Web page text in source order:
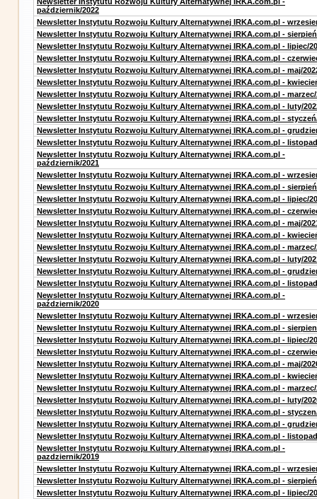
październik/2022
Newsletter Instytutu Rozwoju Kultury Alternatywnej IRKA.com.pl -
Newsletter Instytutu Rozwoju Kultury Alternatywnej IRKA.com.pl -
Newsletter Instytutu Rozwoju Kultury Alternatywnej IRKA.com.pl - lipiec/
Newsletter Instytutu Rozwoju Kultury Alternatywnej IRKA.com.pl -
Newsletter Instytutu Rozwoju Kultury Alternatywnej IRKA.com.pl - maj/
Newsletter Instytutu Rozwoju Kultury Alternatywnej IRKA.com.pl -
Newsletter Instytutu Rozwoju Kultury Alternatywnej IRKA.com.pl - marzec/
Newsletter Instytutu Rozwoju Kultury Alternatywnej IRKA.com.pl - luty/
Newsletter Instytutu Rozwoju Kultury Alternatywnej IRKA.com.pl -
Newsletter Instytutu Rozwoju Kultury Alternatywnej IRKA.com.pl -
Newsletter Instytutu Rozwoju Kultury Alternatywnej IRKA.com.pl -
Newsletter Instytutu Rozwoju Kultury Alternatywnej IRKA.com.pl -
październik/2021
Newsletter Instytutu Rozwoju Kultury Alternatywnej IRKA.com.pl -
Newsletter Instytutu Rozwoju Kultury Alternatywnej IRKA.com.pl -
Newsletter Instytutu Rozwoju Kultury Alternatywnej IRKA.com.pl - lipiec/
Newsletter Instytutu Rozwoju Kultury Alternatywnej IRKA.com.pl -
Newsletter Instytutu Rozwoju Kultury Alternatywnej IRKA.com.pl - maj/
Newsletter Instytutu Rozwoju Kultury Alternatywnej IRKA.com.pl -
Newsletter Instytutu Rozwoju Kultury Alternatywnej IRKA.com.pl - marzec/
Newsletter Instytutu Rozwoju Kultury Alternatywnej IRKA.com.pl - luty/
Newsletter Instytutu Rozwoju Kultury Alternatywnej IRKA.com.pl -
Newsletter Instytutu Rozwoju Kultury Alternatywnej IRKA.com.pl -
Newsletter Instytutu Rozwoju Kultury Alternatywnej IRKA.com.pl -
październik/2020
Newsletter Instytutu Rozwoju Kultury Alternatywnej IRKA.com.pl -
Newsletter Instytutu Rozwoju Kultury Alternatywnej IRKA.com.pl -
Newsletter Instytutu Rozwoju Kultury Alternatywnej IRKA.com.pl - lipiec/
Newsletter Instytutu Rozwoju Kultury Alternatywnej IRKA.com.pl -
Newsletter Instytutu Rozwoju Kultury Alternatywnej IRKA.com.pl - maj/
Newsletter Instytutu Rozwoju Kultury Alternatywnej IRKA.com.pl -
Newsletter Instytutu Rozwoju Kultury Alternatywnej IRKA.com.pl - marzec/
Newsletter Instytutu Rozwoju Kultury Alternatywnej IRKA.com.pl - luty/
Newsletter Instytutu Rozwoju Kultury Alternatywnej IRKA.com.pl -
Newsletter Instytutu Rozwoju Kultury Alternatywnej IRKA.com.pl -
Newsletter Instytutu Rozwoju Kultury Alternatywnej IRKA.com.pl -
Newsletter Instytutu Rozwoju Kultury Alternatywnej IRKA.com.pl -
pazdziernik/2019
Newsletter Instytutu Rozwoju Kultury Alternatywnej IRKA.com.pl -
Newsletter Instytutu Rozwoju Kultury Alternatywnej IRKA.com.pl -
Newsletter Instytutu Rozwoju Kultury Alternatywnej IRKA.com.pl - lipiec/